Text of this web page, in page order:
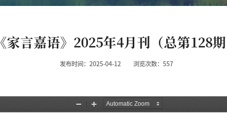
《家言嘉语》2025年4月刊（总第128
发布时间：2025-04-12 浏览次数： 557